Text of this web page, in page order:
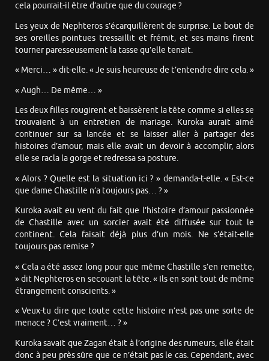
cela pourrait-il être d’autre que du courage ?
Les yeux de Nephteros s’écarquillèrent de surprise. Le bout de
ses oreilles pointues tressaillit et frémit, et ses mains firent
tourner paresseusement la tasse qu’elle tenait.
« Merci… » dit-elle. « Je suis heureuse de t’entendre dire cela. »
« Augh… De même… »
Les deux filles rougirent et baissèrent la tête comme si elles se
trouvaient à un entretien de mariage. Kuroka aurait aimé
continuer sur sa lancée et se laisser aller à partager des
histoires d’amour, mais elle avait un devoir à accomplir, alors
elle se racla la gorge et redressa sa posture.
« Alors ? Quelle est la situation ici ? » demanda-t-elle. « Est-ce
que dame Chastille n’a toujours pas… ? »
Kuroka avait eu vent du fait que l’histoire d’amour passionnée
de Chastille avec un sorcier avait été diffusée sur tout le
continent. Cela faisait déjà plus d’un mois. Ne s’était-elle
toujours pas remise ?
« Cela a été assez long pour que même Chastille s’en remette,
» dit Nephteros en secouant la tête. « Ils en sont tout de même
étrangement conscients. »
« Veux-tu dire que toute cette histoire n’est pas une sorte de
menace ? C’est vraiment… ? »
Kuroka savait que Zagan était à l’origine des rumeurs, elle était
donc à peu près sûre que ce n’était pas le cas. Cependant, avec